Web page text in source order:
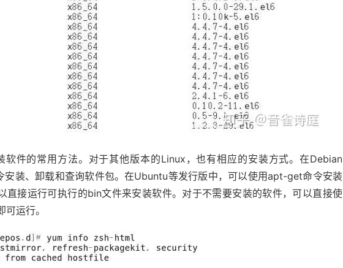
软件的常用方法。对于其他版本的Linux，也有相应的安装方式。在Debian
装、卸载和查询软件包。在Ubuntu等发行版中，可以使用apt-get命令安装
直接运行可执行的bin文件来安装软件。对于不需要安装的软件，可以直接使
运行。